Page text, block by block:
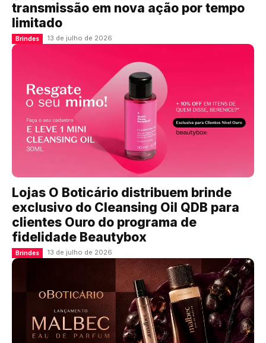
transmissão em nova ação por tempo
limitado
Brindes 13 de julho de 2026
Lojas O Boticário distribuem brinde
exclusivo do Cleansing Oil QDB para
clientes Ouro do programa de
fidelidade Beautybox
Brindes 13 de julho de 2026